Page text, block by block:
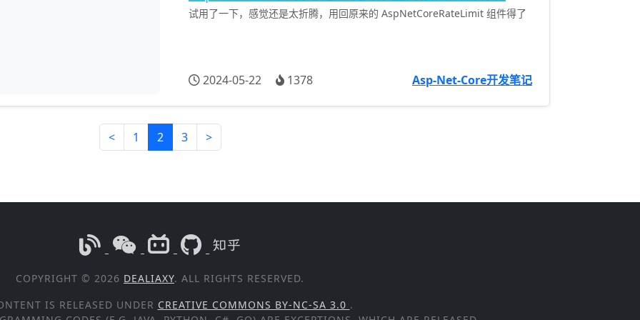
试用了一下，感觉还是太折腾，用回原来的 AspNetCoreRateLimit 组件得了
2024-05-22 1378 Asp-Net-Core开发笔记
< 1 2 3 >
COPYRIGHT © 2026 DEALIAXY. ALL RIGHTS RESERVED.
IS RELEASED UNDER CREATIVE COMMONS BY-NC-SA 3.0 .